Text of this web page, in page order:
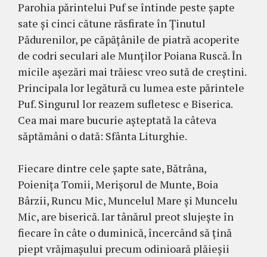
Parohia părintelui Puf se întinde peste şapte
sate şi cinci cătune răsfirate în Ţinutul
Pădurenilor, pe căpăţânile de piatră acoperite
de codri seculari ale Munţilor Poiana Ruscă. În
micile aşezări mai trăiesc vreo sută de creştini.
Principala lor legătură cu lumea este părintele
Puf. Singurul lor reazem sufletesc e Biserica.
Cea mai mare bucurie aşteptată la câteva
săptămâni o dată: Sfânta Liturghie.
Fiecare dintre cele şapte sate, Bătrâna,
Poieniţa Tomii, Merişorul de Munte, Boia
Bârzii, Runcu Mic, Muncelul Mare şi Muncelu
Mic, are biserică. Iar tânărul preot slujeşte în
fiecare în câte o duminică, încercând să ţină
piept vrăjmaşului precum odinioară plăieşii